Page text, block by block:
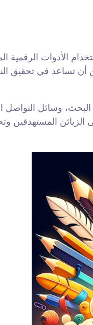
الأدوات الرقمية
وسائل التواصل
الزبائن